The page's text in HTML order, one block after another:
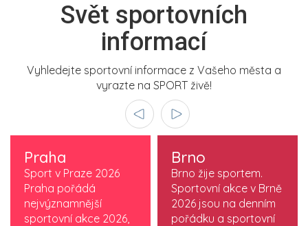
Svět sportovních
informací
Vyhledejte sportovní informace z Vašeho města a
vyrazte na SPORT živě!
Praha
Sport v Praze 2026
Praha pořádá
nejvýznamnější
sportovní akce 2026,
Brno
Brno žije sportem.
Sportovní akce v Brně
2026 jsou na denním
pořádku a sportovní